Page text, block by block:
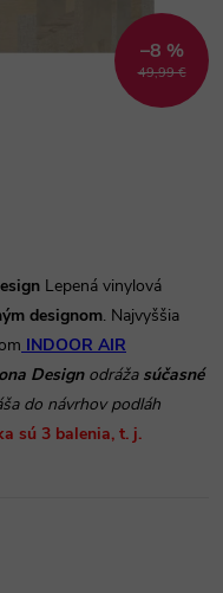
49,99 €
–8 %
Lepená vinylová
designom. Najvyššia
INDOOR AIR
Design odrážasúčasné
do návrhov podláh
sú 3 balenia, t. j.